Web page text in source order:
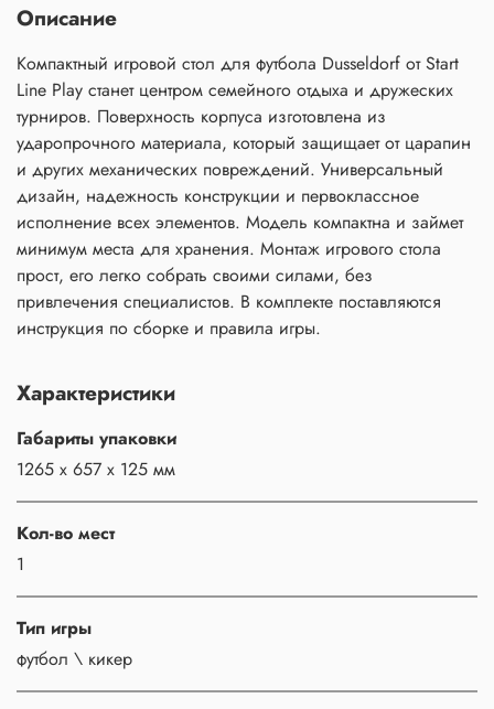
Описание
Компактный игровой стол для футбола Dusseldorf от Start
Line Play станет центром семейного отдыха и дружеских
турниров. Поверхность корпуса изготовлена из
ударопрочного материала, который защищает от царапин
и других механических повреждений. Универсальный
дизайн, надежность конструкции и первоклассное
исполнение всех элементов. Модель компактна и займет
минимум места для хранения. Монтаж игрового стола
прост, его легко собрать своими силами, без
привлечения специалистов. В комплекте поставляются
инструкция по сборке и правила игры.
Характеристики
Габариты упаковки
1265 x 657 x 125 мм
Кол-во мест
1
Тип игры
футбол \ кикер